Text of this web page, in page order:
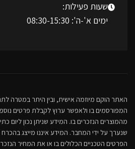
שעות פעילות:
ימים א'-ה': 08:30-15:30
האתר הוקם מיוזמה אישית, ובין היתר במטרה
המפורסמים בו ולאפשר ערוץ לקבלת פרטים
מהמוצרים הנזכרים בו. המידע שניתן נכון ליום
שנערך על ידי המחבר. המידע איננו מייצג
הפרטים הטכניים הכלולים בו או את המחיר